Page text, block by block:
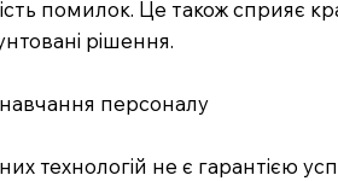
помилок. Це також сприяє
рішення.
навчання персоналу
технологій не є гарантією